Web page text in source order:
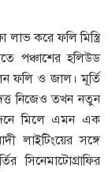
লাভ করে ফলি মিস্ত্রি
পঞ্চাশের হলিউড
ফলি ও জাল। মূর্তি
নিজেও তখন নতুন
দুজনে মিলে এমন এক
লাইটিংয়ের সঙ্গে
সিনেমাটোগ্রাফির